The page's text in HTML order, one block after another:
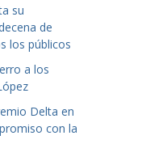
su
de
los públicos
a los
Delta en
con la